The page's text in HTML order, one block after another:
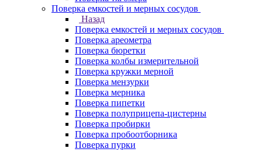
Поверка емкостей и мерных сосудов
Назад
Поверка емкостей и мерных сосудов
Поверка ареометра
Поверка бюретки
Поверка колбы измерительной
Поверка кружки мерной
Поверка мензурки
Поверка мерника
Поверка пипетки
Поверка полуприцепа-цистерны
Поверка пробирки
Поверка пробоотборника
Поверка пурки